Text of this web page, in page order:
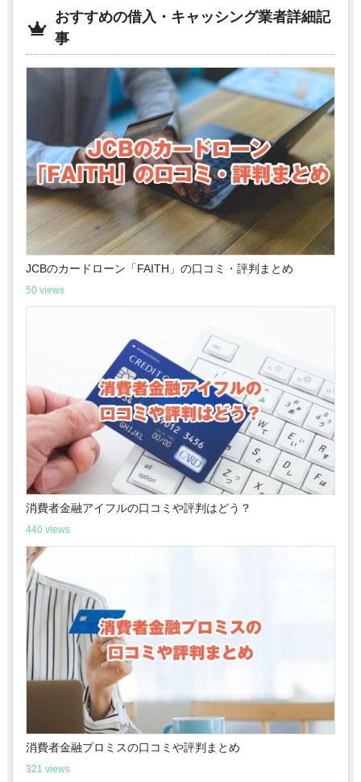
おすすめの借入・キャッシング業者詳細記
事
JCBのカードローン「FAITH」の口コミ・評判まとめ
50 views
消費者金融アイフルの口コミや評判はどう？
440 views
消費者金融プロミスの口コミや評判まとめ
321 views